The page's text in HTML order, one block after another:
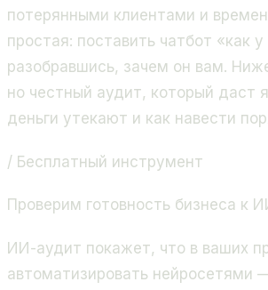
потерянными клиентами и
простая: поставить чатбот «как у
разобравшись, зачем он вам.
но честный аудит, который даст
деньги утекают и как навести
/ Бесплатный инструмент
Проверим готовность бизнеса к
ИИ-аудит покажет, что в ваших
автоматизировать нейросетями